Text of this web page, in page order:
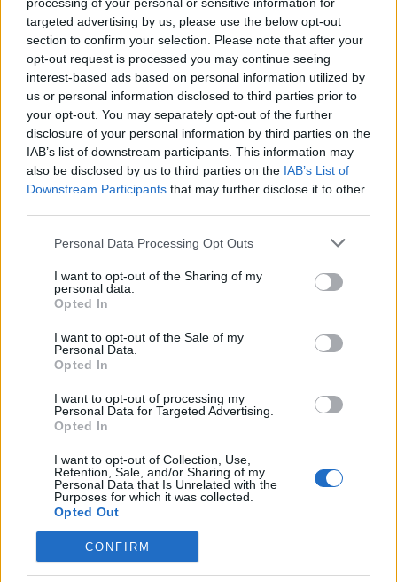
targeted advertising by us, please use the below opt-out
section to confirm your selection. Please note that after your
opt-out request is processed you may continue seeing
interest-based ads based on personal information utilized by
us or personal information disclosed to third parties prior to
your opt-out. You may separately opt-out of the further
disclosure of your personal information by third parties on the
IAB’s list of downstream participants. This information may
also be disclosed by us to third parties on the IAB’s List of
Downstream Participants that may further disclose it to other
Personal Data Processing Opt Outs
I want to opt-out of the Sharing of my
personal data.
Opted In
I want to opt-out of the Sale of my
Personal Data.
Opted In
I want to opt-out of processing my
Personal Data for Targeted Advertising.
Opted In
I want to opt-out of Collection, Use,
Retention, Sale, and/or Sharing of my
Personal Data that Is Unrelated with the
Purposes for which it was collected.
Opted Out
CONFIRM